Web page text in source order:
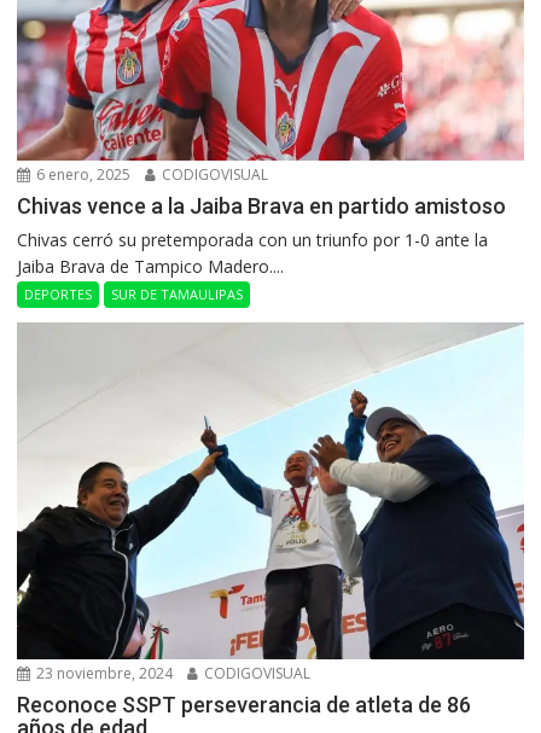
6 enero, 2025 CODIGOVISUAL
Chivas vence a la Jaiba Brava en partido amistoso
Chivas cerró su pretemporada con un triunfo por 1-0 ante la
Jaiba Brava de Tampico Madero....
DEPORTES SUR DE TAMAULIPAS
23 noviembre, 2024 CODIGOVISUAL
Reconoce SSPT perseverancia de atleta de 86
años de edad